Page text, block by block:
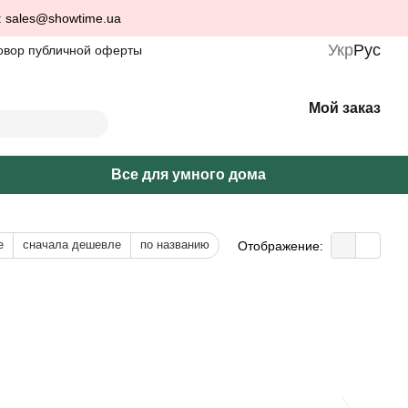
sales@showtime.ua
публичной оферты УкрРус
Мой заказ
Все для умного дома
сначала дешевле по названию Отображение: